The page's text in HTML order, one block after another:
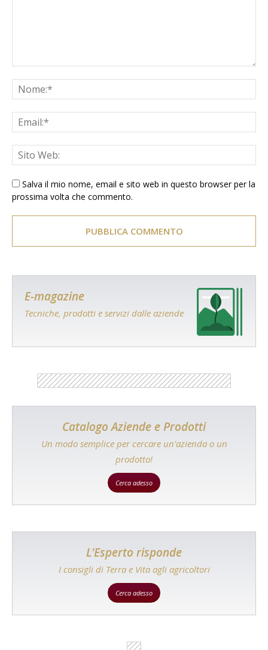
Salva il mio nome, email e sito web in questo browser per la
prossima volta che commento.
E-magazine
Tecniche, prodotti e servizi dalle aziende
Catalogo Aziende e Prodotti
Un modo semplice per cercare un'azienda o un
prodotto!
Cerca adesso
L'Esperto risponde
I consigli di Terra e Vita agli agricoltori
Cerca adesso